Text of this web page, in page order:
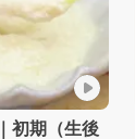
初期（生後